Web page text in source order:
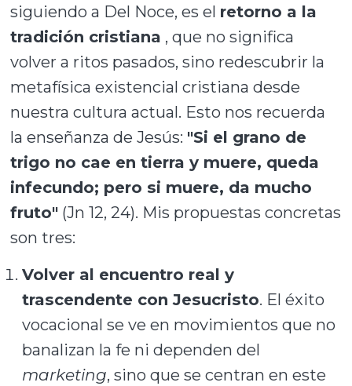
siguiendo a Del Noce, es el retorno a la
tradición cristiana , que no significa
volver a ritos pasados, sino redescubrir la
metafísica existencial cristiana desde
nuestra cultura actual. Esto nos recuerda
la enseñanza de Jesús: "Si el grano de
trigo no cae en tierra y muere, queda
infecundo; pero si muere, da mucho
fruto" (Jn 12, 24). Mis propuestas concretas
son tres:
Volver al encuentro real y
trascendente con Jesucristo. El éxito
vocacional se ve en movimientos que no
banalizan la fe ni dependen del
marketing, sino que se centran en este